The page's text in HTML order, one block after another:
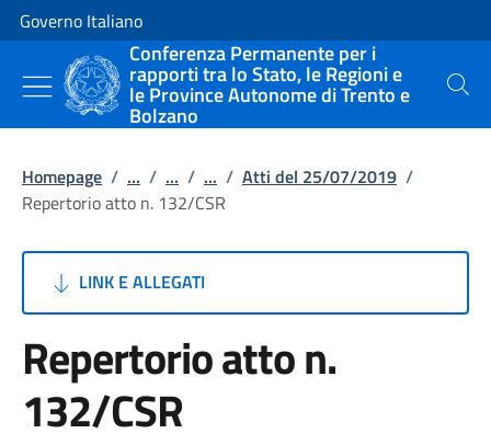
Vai al contenuto
Vai alla navigazione del sito
Governo Italiano
Conferenza Permanente per i
rapporti tra lo Stato, le Regioni e
le Province Autonome di Trento e
Bolzano
Cerca
Homepage / ... / ... / ... / Atti del 25/07/2019 /
Repertorio atto n. 132/CSR
LINK E ALLEGATI
Repertorio atto n.
132/CSR